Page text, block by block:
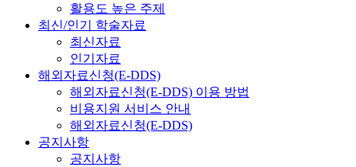
활용도 높은 주제
최신/인기 학술자료
최신자료
인기자료
해외자료신청(E-DDS)
해외자료신청(E-DDS) 이용 방법
비용지원 서비스 안내
해외자료신청(E-DDS)
공지사항
공지사항